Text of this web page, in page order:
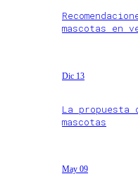
mascotas en
Dic 13
La propuesta
mascotas
May 09